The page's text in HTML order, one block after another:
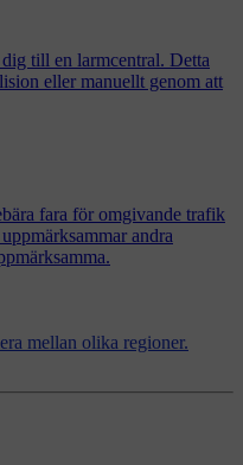
mellan olika regioner.
till en larmcentral. Detta
eller manuellt genom att
fara för omgivande trafik
andra